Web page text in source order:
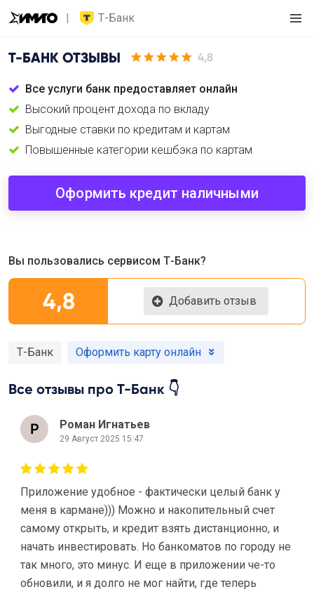
Т-Банк
Т-БАНК ОТЗЫВЫ 4,8
Все услуги банк предоставляет онлайн
Высокий процент дохода по вкладу
Выгодные ставки по кредитам и картам
Повышенные категории кешбэка по картам
Оформить кредит наличными
Вы пользовались сервисом Т-Банк?
4,8 Добавить отзыв
Т-Банк Оформить карту онлайн
Все отзывы про Т-Банк 👇
Роман Игнатьев
29 Август 2025 15:47
Приложение удобное - фактически целый банк у
меня в кармане))) Можно и накопительный счет
самому открыть, и кредит взять дистанционно, и
начать инвестировать. Но банкоматов по городу не
так много, это минус. И еще в приложении че-то
обновили, и я долго не мог найти, где теперь